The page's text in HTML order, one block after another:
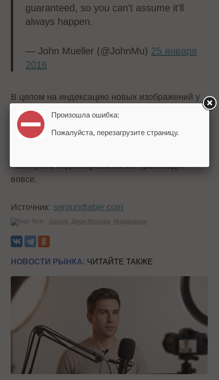
guaranteed, so you can't assume it'll
always happen.
— John Mueller (@JohnMu) 25 января
2016
В целом на индексацию новых изображений у
Google уходит не так много времени. Но после
замены картинки робот может не так
оперативно вернуться на страничку. Иногда это
повторное индексирование не происходит
вовсе.
Источник: seroundtable.com
Теги: Google Джон Мюллер Индексация
НОВОСТИ РЫНКА: ЧИТАЙТЕ ТАКЖЕ
Произошла ошибка:
Пожалуйста, перезагрузите страницу.